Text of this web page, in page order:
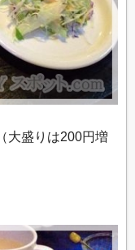
大盛りは200円増